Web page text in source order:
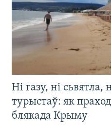
Ні газу, ні сьвятла,
турыстаў: як
блякада Крыму